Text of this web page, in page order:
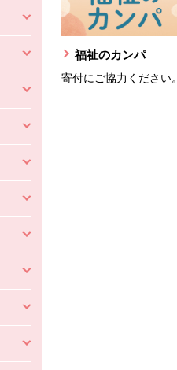
福祉のカンパ
寄付にご協力ください。